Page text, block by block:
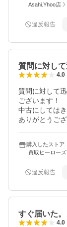
Asahi.Yhoo店
違反報告
質問に対し
4.0
質問に対して
ございます！
中古にしては
ありがとうご
購入したストア
買取ヒーロー
違反報告
すぐ届いた。
4.0